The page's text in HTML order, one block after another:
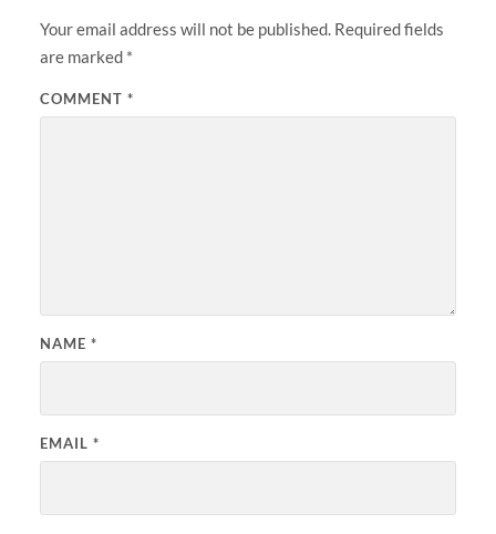
Your email address will not be published. Required fields
are marked *
COMMENT *
NAME *
EMAIL *